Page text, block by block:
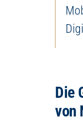
Die
von